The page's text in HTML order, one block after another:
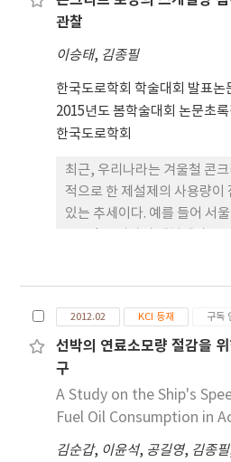
관찰
이승태, 김종필
한국도로학회 학술대회 발표논
2015년도 봄학술대회 논문초록
한국도로학회
최근, 우리나라는 겨울철 콘
적으로 한 제설제의 사용량이
있는 추세이다. 예를 들어 서
며, 이는 5년 전과 비교하여
(scaling) 등과 같은 내구성 저
생함에 따라 콘크리트 포장의
류 및 농도의 영향에 대한 관
실정이다. 특히, 우리나라는
여 염화칼슘수용액 및 고체
염살포방식이 널리 사용되고
화물계 제설제의 사용은 철근
2012.02 KCI 등재 구독
선박의 연료소모량 절감을
구
A Study on the Ship's
Fuel Oil Consumption in
김순갑, 이윤석, 공길영, 김종필